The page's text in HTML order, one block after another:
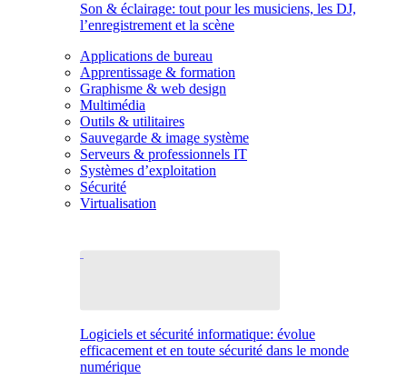
Son & éclairage: tout pour les musiciens, les DJ,
l’enregistrement et la scène
Applications de bureau
Apprentissage & formation
Graphisme & web design
Multimédia
Outils & utilitaires
Sauvegarde & image système
Serveurs & professionnels IT
Systèmes d’exploitation
Sécurité
Virtualisation
Logiciels et sécurité informatique: évolue
efficacement et en toute sécurité dans le monde
numérique